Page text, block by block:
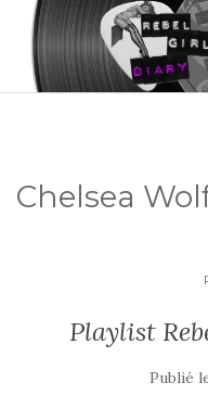
Chelsea
Playlist
Publié